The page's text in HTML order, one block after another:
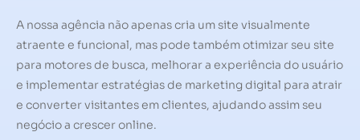
A nossa agência não apenas cria um site visualmente
atraente e funcional, mas pode também otimizar seu site
para motores de busca, melhorar a experiência do usuário
e implementar estratégias de marketing digital para atrair
e converter visitantes em clientes, ajudando assim seu
negócio a crescer online.